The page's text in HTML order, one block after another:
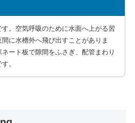
。空気呼吸のために水面へ上がる習
に水槽外へ飛び出すことがありま
ート板で隙間をふさぎ、配管まわり
。